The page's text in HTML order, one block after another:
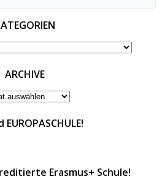
ARCHIVE
Erasmus+ Schule!